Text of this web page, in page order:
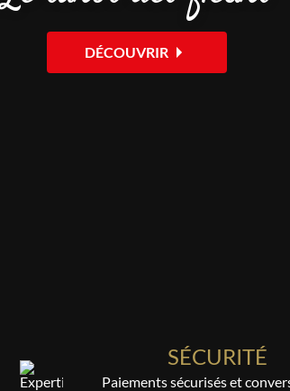
DÉCOUVRIR
SÉCURITÉ
Paiements sécurisés et